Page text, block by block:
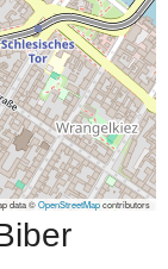
data ©OpenStreetMapcontributors